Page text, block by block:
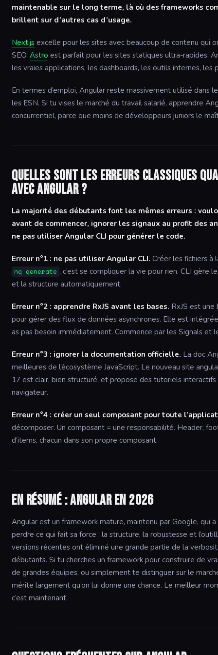
maintenable sur le long terme, là où des frameworks
brillent sur d’autres cas d’usage.
Next.js excelle pour les sites avec beaucoup de contenu qui
SEO. Astro est parfait pour les sites statiques ultra-rapides.
les vraies applications, les dashboards, les outils internes, les
En termes d’emploi, Angular reste massivement utilisé dans
les ESN. Si tu vises le marché du travail salarié, apprendre
concurrentiel, parce que moins de développeurs juniors le
Quelles sont les erreurs classiques
avec Angular ?
La majorité des débutants font les mêmes erreurs :
avant de commencer, ignorer les signaux au profit des
ne pas utiliser Angular CLI pour générer le code.
Erreur n°1 : ne pas utiliser Angular CLI. Créer les fichiers à
ng generate , c’est se compliquer la vie pour rien. CLI gère
et la structure automatiquement.
Erreur n°2 : apprendre RxJS avant les bases. RxJS est
pour gérer des flux de données asynchrones. Elle est
as pas besoin immédiatement. Commence par les Signals et
Erreur n°3 : ignorer la documentation officielle. La doc
meilleures de l’écosystème JavaScript. Le nouveau site
17 est clair, bien structuré, et propose des tutoriels
navigateur.
Erreur n°4 : créer un seul composant pour toute
décomposer. Un composant = une responsabilité. Header,
d’items, chacun dans son propre composant.
En résumé : Angular en 2026
Angular est un framework mature, maintenu par Google, qui
perdre ce qui fait sa force : la structure, la robustesse et
versions récentes ont éliminé une grande partie de la
débutants. Si tu cherches un framework pour construire de
de grandes équipes, ou simplement te distinguer sur le
mérite largement qu’on lui donne une chance. Le meilleur
c’est maintenant.